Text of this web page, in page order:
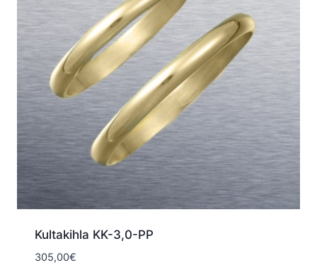
Kultakihla KK-3,0-PP
305,00€